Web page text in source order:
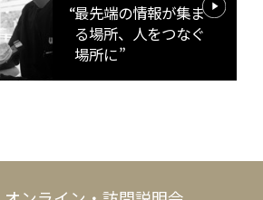
最先端の情報が集ま
る場所、人をつなぐ
場所に